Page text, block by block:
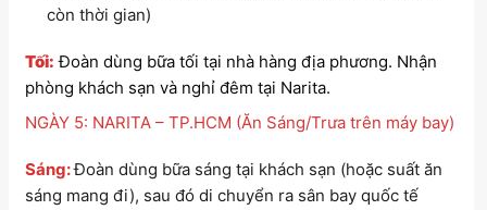
còn thời gian)
Tối: Đoàn dùng bữa tối tại nhà hàng địa phương. Nhận
phòng khách sạn và nghỉ đêm tại Narita.
NGÀY 5: NARITA – TP.HCM (Ăn Sáng/Trưa trên máy bay)
Sáng:Đoàn dùng bữa sáng tại khách sạn (hoặc suất ăn
sáng mang đi), sau đó di chuyển ra sân bay quốc tế